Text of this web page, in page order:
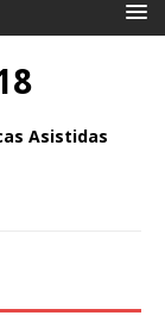
Asistidas